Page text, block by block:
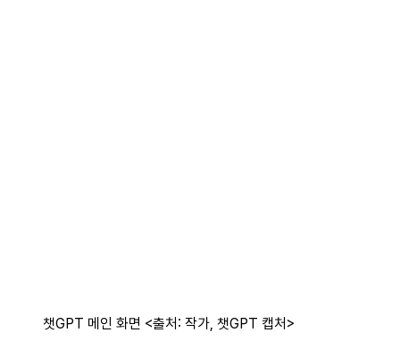
챗GPT 메인 화면 <출처: 작가, 챗GPT 캡처>